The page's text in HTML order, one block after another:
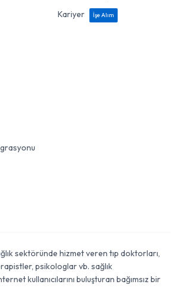
Kariyer
İşe Alım
sektöründe hizmet veren tıp doktorları,
psikologlar vb. sağlık
kullanıcılarını buluşturan bağımsız bir